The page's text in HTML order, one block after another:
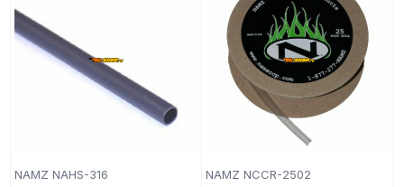
NAMZ NAHS-316 NAMZ NCCR-2502